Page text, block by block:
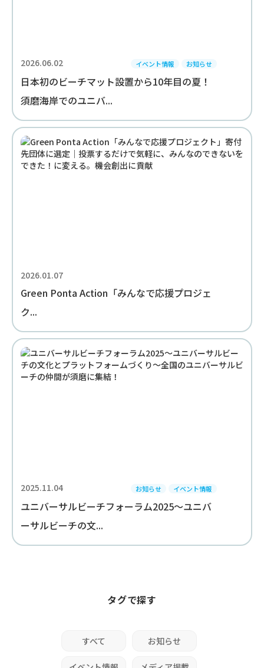
2026.06.02 イベント情報 お知らせ
日本初のビーチマット設置から10年目の夏！
須磨海岸でのユニバ...
2026.01.07
Green Ponta Action「みんなで応援プロジェ
ク...
2025.11.04 お知らせ イベント情報
ユニバーサルビーチフォーラム2025～ユニバ
ーサルビーチの文...
タグで探す
すべて お知らせ